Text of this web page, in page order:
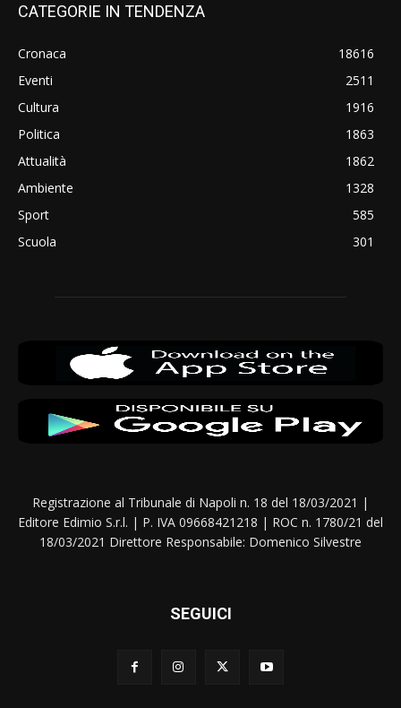
CATEGORIE IN TENDENZA
Cronaca
18616
Eventi
2511
Cultura
1916
Politica
1863
Attualità
1862
Ambiente
1328
Sport
585
Scuola
301
Registrazione al Tribunale di Napoli n. 18 del 18/03/2021 |
Editore Edimio S.r.l. | P. IVA 09668421218 | ROC n. 1780/21 del
18/03/2021 Direttore Responsabile: Domenico Silvestre
SEGUICI